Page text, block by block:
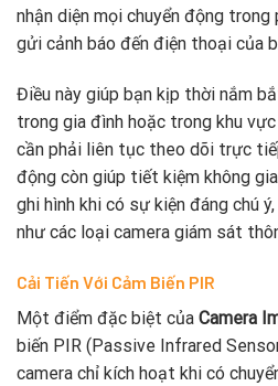
nhận diện mọi chuyển động
gửi cảnh báo đến điện thoại của
Điều này giúp bạn kịp thời nắm
trong gia đình hoặc trong khu
cần phải liên tục theo dõi trực
động còn giúp tiết kiệm không
ghi hình khi có sự kiện đáng chú
như các loại camera giám sát
Cải Tiến Với Cảm Biến PIR
Một điểm đặc biệt của Camera
biến PIR (Passive Infrared
camera chỉ kích hoạt khi có